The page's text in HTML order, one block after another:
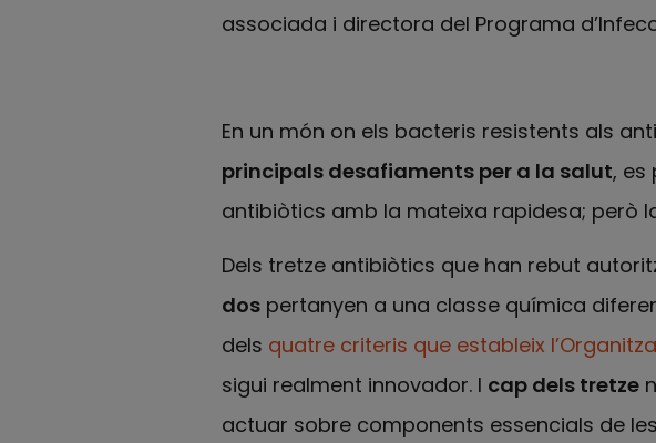
associada i directora del Programa
En un món on els bacteris resistents als
principals desafiaments per a la salut, es
antibiòtics amb la mateixa rapidesa; però
Dels tretze antibiòtics que han rebut
dospertanyen a una classe química
dels quatre criteris que estableix
sigui realment innovador. I cap dels tretze
actuar sobre components essencials de